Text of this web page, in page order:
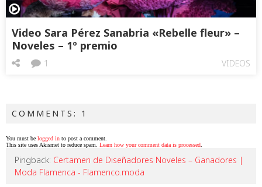
Video Sara Pérez Sanabria «Rebelle fleur» –
Noveles – 1º premio
VIDEOS
1
COMMENTS: 1
You must be logged in to post a comment.
This site uses Akismet to reduce spam. Learn how your comment data is processed
Pingback: Certamen de Diseñadores Noveles – Ganadores |
Moda Flamenca - Flamenco.moda